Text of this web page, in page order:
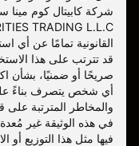
القانونية تمامًا عن أي
قد تترتب على هذا
صريحًا أو ضمنيًا، بشأن
أي شخص يتصرف بناءً
والمخاطر المترتبة
في هذه الوثيقة غير
فيها مثل هذا التوزيع أو